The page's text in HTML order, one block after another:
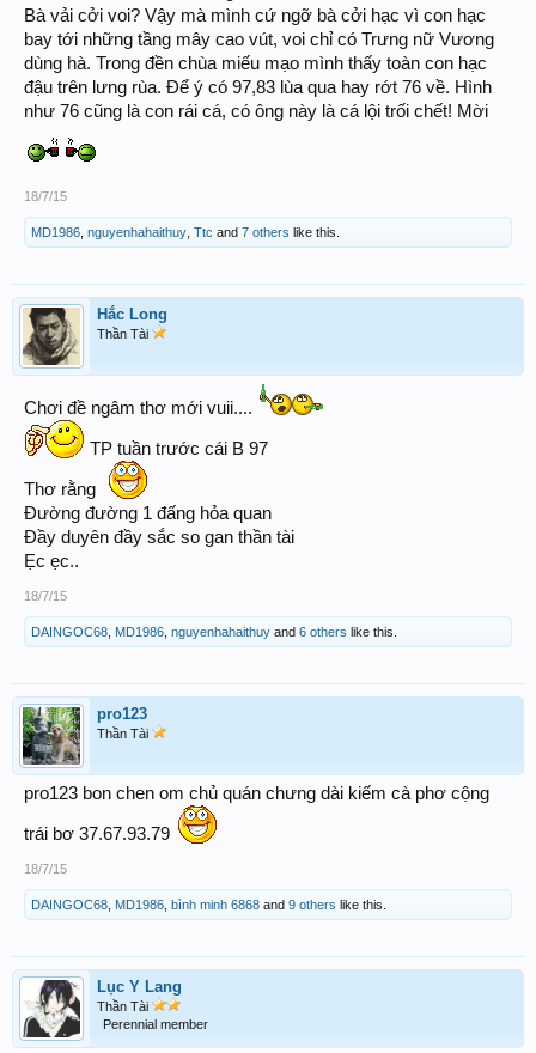
Bà vải cởi voi? Vậy mà mình cứ ngỡ bà cởi hạc vì con hạc
bay tới những tầng mây cao vút, voi chỉ có Trưng nữ Vương
dùng hà. Trong đền chùa miếu mạo mình thấy toàn con hạc
đậu trên lưng rùa. Để ý có 97,83 lùa qua hay rớt 76 về. Hình
như 76 cũng là con rái cá, có ông này là cá lội trối chết! Mời
18/7/15
MD1986 nguyenhahaithuy Ttc and 7 others like this.
Hắc Long
Thần Tài
Chơi đề ngâm thơ mới vuii....
TP tuần trước cái B 97
Thơ rằng
Đường đường 1 đấng hỏa quan
Đầy duyên đầy sắc so gan thần tài
Ẹc ẹc..
18/7/15
DAINGOC68 MD1986 nguyenhahaithuy and 6 others like this.
pro123
Thần Tài
pro123 bon chen om chủ quán chưng dài kiếm cà phơ cộng
trái bơ 37.67.93.79
18/7/15
DAINGOC68 MD1986 bình minh 6868 and 9 others like this.
Lục Y Lang
Thần Tài
Perennial member